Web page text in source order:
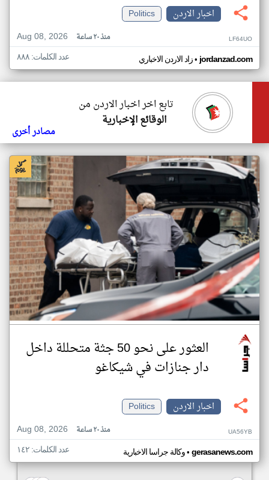
اخبار الاردن
Politics
Aug 08, 2026
منذ ٢٠ ساعة LF64UO
زاد الاردن الاخباري•jordanzad.com عدد الكلمات: ٨٨٨
تابع اخر اخبار الاردن من
الوقائع الإخبارية
مصادر أخرى
العثور على نحو 50 جثة متحللة داخل
دار جنازات في شيكاغو
اخبار الاردن
Politics
Aug 08, 2026
منذ ٢٠ ساعة UA56YB
وكالة جراسا الاخبارية• gerasanews.com عدد الكلمات: ١٤٢